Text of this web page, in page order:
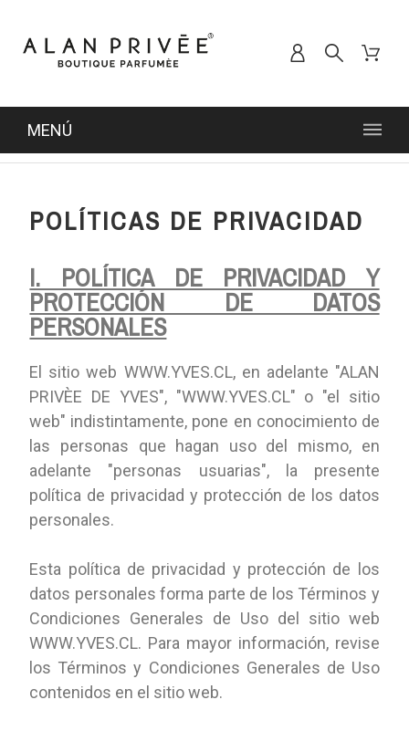
MENÚ
POLÍTICAS DE PRIVACIDAD
I. POLÍTICA DE PRIVACIDAD Y
PROTECCIÓN DE DATOS
PERSONALES
El sitio web WWW.YVES.CL, en adelante "ALAN
PRIVÈE DE YVES", "WWW.YVES.CL" o "el sitio
web" indistintamente, pone en conocimiento de
las personas que hagan uso del mismo, en
adelante "personas usuarias", la presente
política de privacidad y protección de los datos
personales.
Esta política de privacidad y protección de los
datos personales forma parte de los Términos y
Condiciones Generales de Uso del sitio web
WWW.YVES.CL. Para mayor información, revise
los Términos y Condiciones Generales de Uso
contenidos en el sitio web.